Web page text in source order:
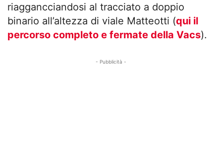
riaggancciandosi al tracciato a doppio
binario all’altezza di viale Matteotti (qui il
percorso completo e fermate della Vacs).
- Pubblicità -